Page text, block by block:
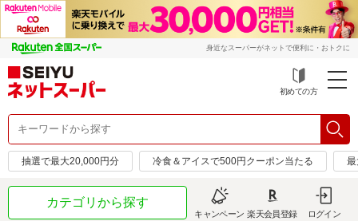
身近なスーパーがネットで便利に・おトクに
初めての方
抽選で最大20,000円分 冷食＆アイスで500円クーポン当たる
カテゴリから探す
キャンペーン 楽天会員登録 ログイン